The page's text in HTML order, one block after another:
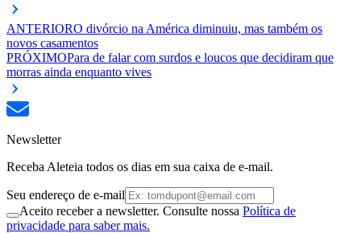
ANTERIORO divórcio na América diminuiu, mas também os
novos casamentos
PRÓXIMOPara de falar com surdos e loucos que decidiram que
morras ainda enquanto vives
Newsletter
Receba Aleteia todos os dias em sua caixa de e-mail.
Seu endereço de e-mail
Aceito receber a newsletter. Consulte nossa Política de
privacidade para saber mais.